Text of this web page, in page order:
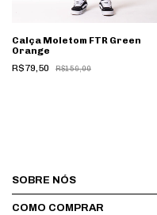
Calça Moletom FTR Green
Orange
R$79,50
R$159,00
SOBRE NÓS
COMO COMPRAR